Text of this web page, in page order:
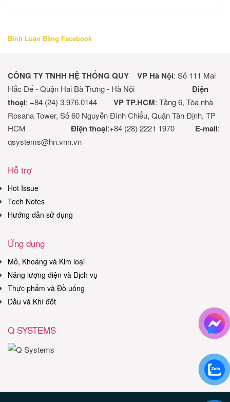
Bình Luận Bằng Facebook
CÔNG TY TNHH HỆ THỐNG QUY VP Hà Nội: Số 111 Mai
Hắc Đế - Quận Hai Bà Trưng - Hà Nội Điện
thoại: +84 (24) 3.976.0144 VP TP.HCM: Tầng 6, Tòa nhà
Rosana Tower, Số 60 Nguyễn Đình Chiểu, Quận Tân Định, TP
HCM Điện thoại:+84 (28) 2221 1970 E-mail:
qsystems@hn.vnn.vn
Hỗ trợ
Hot Issue
Tech Notes
Hướng dẫn sử dụng
Ứng dụng
Mỏ, Khoáng và Kim loại
Năng lượng điện và Dịch vụ
Thực phẩm và Đồ uống
Dầu và Khí đốt
Q SYSTEMS